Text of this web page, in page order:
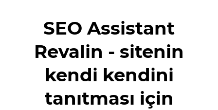
SEO Assistant
Revalin - sitenin
kendi kendini
tanıtması için